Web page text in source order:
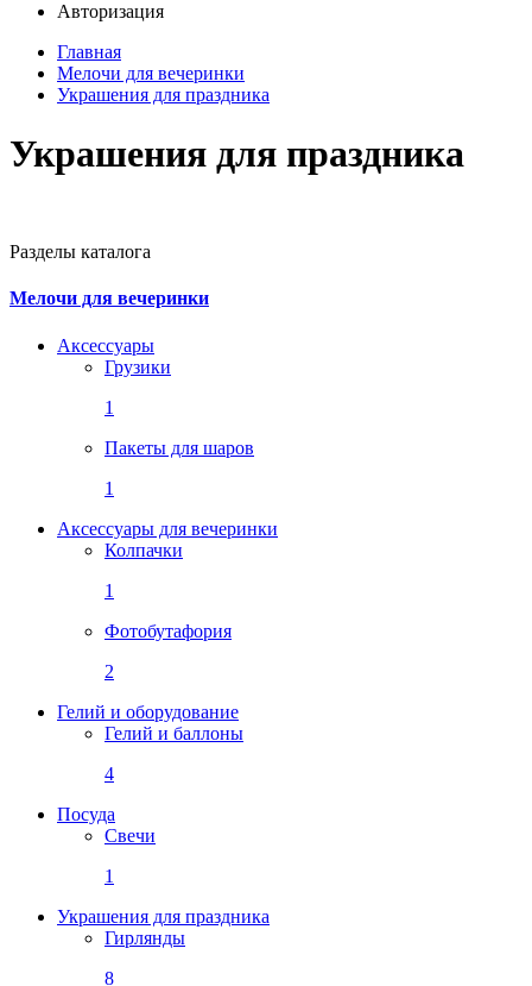
Авторизация
Главная
Мелочи для вечеринки
Украшения для праздника
Украшения для праздника
Разделы каталога
Мелочи для вечеринки
Аксессуары
Грузики
1
Пакеты для шаров
1
Аксессуары для вечеринки
Колпачки
1
Фотобутафория
2
Гелий и оборудование
Гелий и баллоны
4
Посуда
Свечи
1
Украшения для праздника
Гирлянды
8